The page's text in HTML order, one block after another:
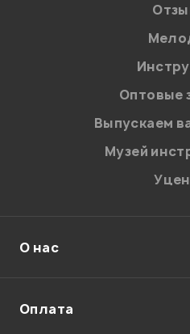
на
Политикой
персональных данных.
Введите проверочное
Отправить
Оптовые
Выпускаем
Музей
О нас
Оплата